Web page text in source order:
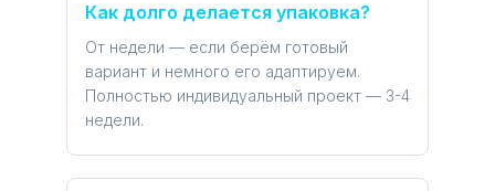
Как долго делается упаковка?
От недели — если берём готовый
вариант и немного его адаптируем.
Полностью индивидуальный проект — 3-4
недели.